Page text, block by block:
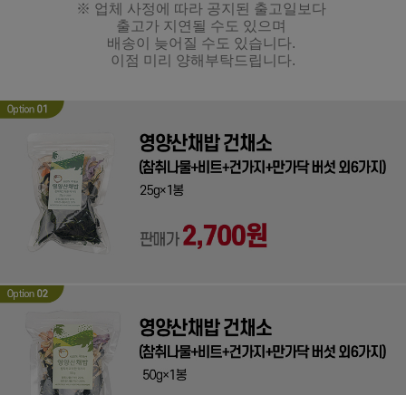
※ 업체 사정에 따라 공지된 출고일보다
출고가 지연될 수도 있으며
배송이 늦어질 수도 있습니다.
이점 미리 양해부탁드립니다.